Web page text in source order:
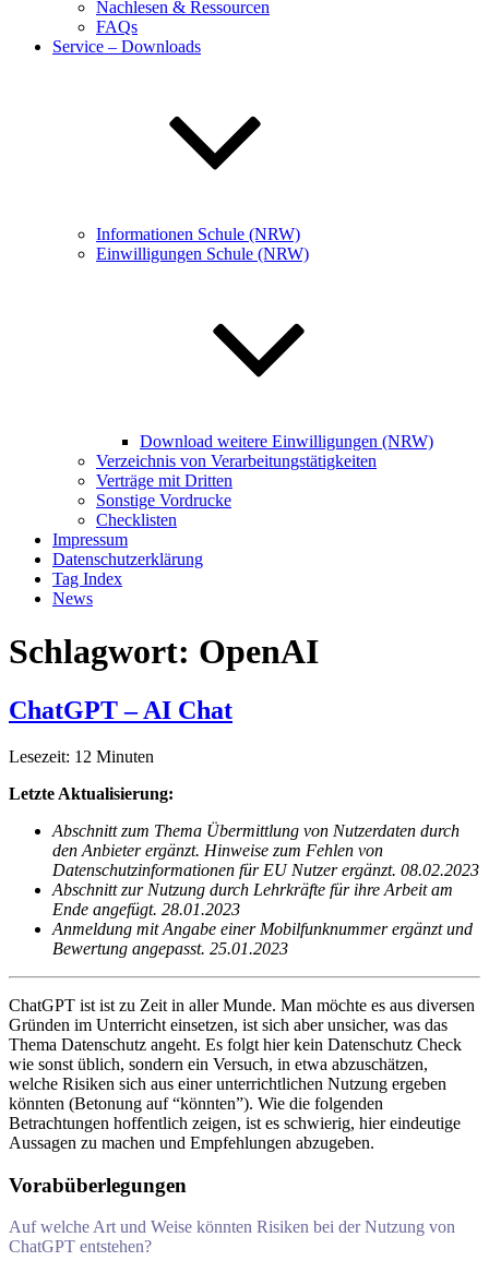
Nachlesen & Ressourcen
FAQs
Service – Downloads
Informationen Schule (NRW)
Einwilligungen Schule (NRW)
Download weitere Einwilligungen (NRW)
Verzeichnis von Verarbeitungstätigkeiten
Verträge mit Dritten
Sonstige Vordrucke
Checklisten
Impressum
Datenschutzerklärung
Tag Index
News
Schlagwort: OpenAI
ChatGPT – AI Chat
Lesezeit: 12 Minuten
Letzte Aktualisierung:
Abschnitt zum Thema Übermittlung von Nutzerdaten durch
den Anbieter ergänzt. Hinweise zum Fehlen von
Datenschutzinformationen für EU Nutzer ergänzt. 08.02.2023
Abschnitt zur Nutzung durch Lehrkräfte für ihre Arbeit am
Ende angefügt. 28.01.2023
Anmeldung mit Angabe einer Mobilfunknummer ergänzt und
Bewertung angepasst. 25.01.2023
ChatGPT ist ist zu Zeit in aller Munde. Man möchte es aus diversen
Gründen im Unterricht einsetzen, ist sich aber unsicher, was das
Thema Datenschutz angeht. Es folgt hier kein Datenschutz Check
wie sonst üblich, sondern ein Versuch, in etwa abzuschätzen,
welche Risiken sich aus einer unterrichtlichen Nutzung ergeben
könnten (Betonung auf “könnten”). Wie die folgenden
Betrachtungen hoffentlich zeigen, ist es schwierig, hier eindeutige
Aussagen zu machen und Empfehlungen abzugeben.
Vorabüberlegungen
Auf welche Art und Weise könnten Risiken bei der Nutzung von
ChatGPT entstehen?